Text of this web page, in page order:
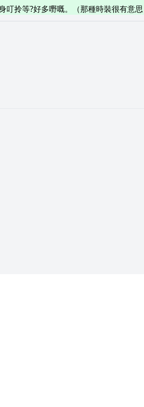
拎等?好多嘢嘅。（那種時裝很有意